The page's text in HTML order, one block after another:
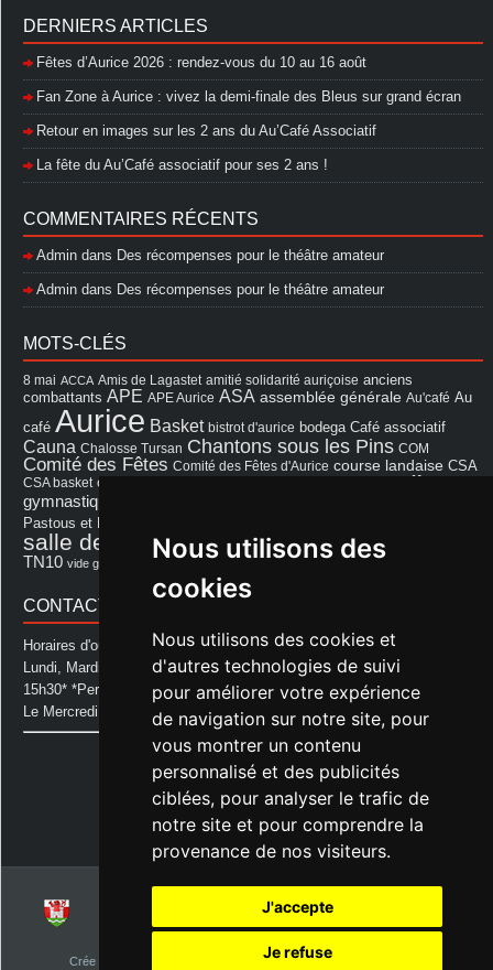
Nous utilisons des
cookies
Nous utilisons des cookies et
d'autres technologies de suivi
pour améliorer votre expérience
de navigation sur notre site, pour
vous montrer un contenu
personnalisé et des publicités
ciblées, pour analyser le trafic de
notre site et pour comprendre la
provenance de nos visiteurs.
J'accepte
Je refuse
DERNIERS ARTICLES
Fêtes d’Aurice 2026 : rendez-vous du 10 au 16 août
Fan Zone à Aurice : vivez la demi-finale des Bleus sur grand écran
Retour en images sur les 2 ans du Au’Café Associatif
La fête du Au’Café associatif pour ses 2 ans !
COMMENTAIRES RÉCENTS
Admin dans Des récompenses pour le théâtre amateur
Admin dans Des récompenses pour le théâtre amateur
MOTS-CLÉS
8 mai ACCA Amis de Lagastet amitié solidarité auriçoise anciens
combattants APE APE Aurice ASA assemblée générale Au'café Au
café Aurice Basket bistrot d'aurice bodega Café associatif
Cauna Chalosse Tursan Chantons sous les Pins COM
Comité des Fêtes Comité des Fêtes d'Aurice course landaise CSA
CSA basket cérémonie
fêtes
gymnastique volontaire
Pastous et Pastourettes
salle des fêtes salle des fêtes d'aurice Souprosse
TN10 vide grenier Voeux école
CONTACT MAIRIE
Horaires d'ouverture de la Mairie:
Lundi, Mardi, Jeudi et Vendredi : de 08h00 à 11h30 et de 12h30 à
15h30* *Permanence téléphonique jusqu'à 17h00
Le Mercredi : de 08h00 à 11h00
Mairie d'Aurice
14 Avenue des Pastous
40500 Aurice
Tel : 05 58 76 06 50
Plus d'infos »
Crée par | Theme Designé et hébergé par : NetClic.fr